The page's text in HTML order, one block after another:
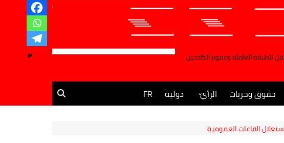
للطبقة العاملة وعموم الكادحين
حقوق وحريات الرأي دولية FR
القاعات العمومية